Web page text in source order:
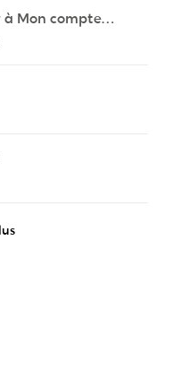
à Mon compte